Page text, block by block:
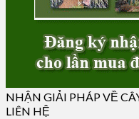
NHẬN GIẢI PHÁP VỀ
LIÊN HỆ